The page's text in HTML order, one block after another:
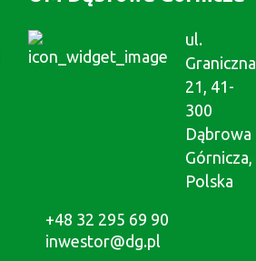
ul.
Graniczna
21, 41-
300
Dąbrowa
Górnicza,
Polska
+48 32 295 69 90
inwestor@dg.pl